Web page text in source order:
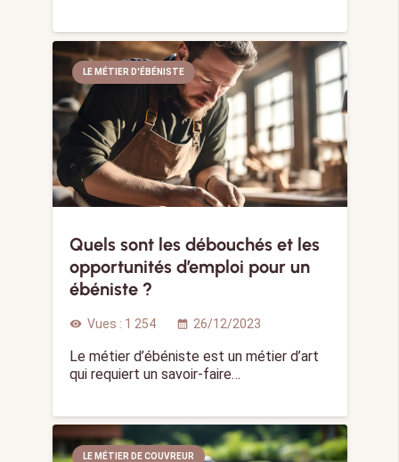
LE MÉTIER D'ÉBÉNISTE
Quels sont les débouchés et les
opportunités d’emploi pour un
ébéniste ?
visibility Vues : 1 254 calendar_month 26/12/2023
Le métier d’ébéniste est un métier d’art
qui requiert un savoir-faire…
LE MÉTIER DE COUVREUR